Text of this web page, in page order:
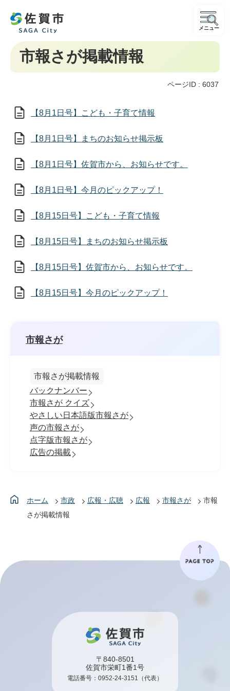
メニュー
市報さが掲載情報
ページID : 6037
【8月1日号】こども・子育て情報
【8月1日号】まちのお知らせ掲示板
【8月1日号】佐賀市から、お知らせです。
【8月1日号】今月のピックアップ！
【8月15日号】こども・子育て情報
【8月15日号】まちのお知らせ掲示板
【8月15日号】佐賀市から、お知らせです。
【8月15日号】今月のピックアップ！
市報さが
市報さが掲載情報
バックナンバー
市報さが クイズ
やさしい日本語版市報さが
声の市報さが
点字版市報さが
広告の掲載
ホーム 市政 広報・広聴 広報 市報さが
市報
さが掲載情報
〒840-8501
佐賀市栄町1番1号
電話番号： 0952-24-3151 （代表）